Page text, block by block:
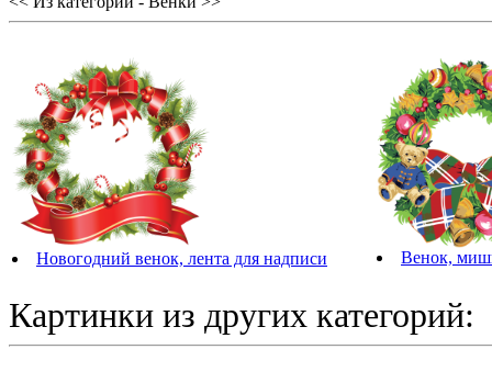
Новогодний венок, лента для надписи Венок,
Картинки из других категорий: